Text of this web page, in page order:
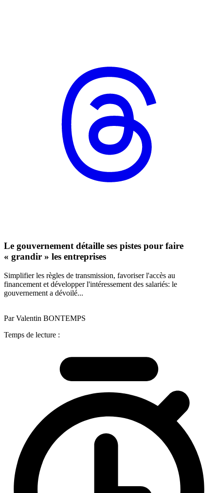
Le gouvernement détaille ses pistes pour faire
« grandir » les entreprises
Simplifier les règles de transmission, favoriser l'accès au
financement et développer l'intéressement des salariés: le
gouvernement a dévoilé...
Par Valentin BONTEMPS
Temps de lecture :